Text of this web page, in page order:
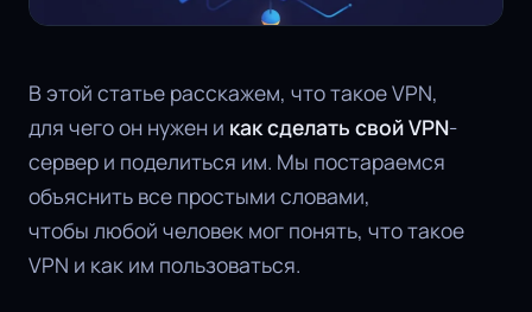
В этой статье расскажем, что такое VPN,
для чего он нужен и как сделать свой VPN-
сервер и поделиться им. Мы постараемся
объяснить все простыми словами,
чтобы любой человек мог понять, что такое
VPN и как им пользоваться.